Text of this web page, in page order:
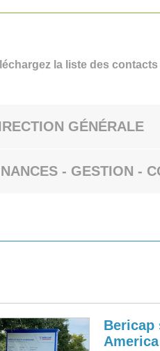
la liste des contacts
GÉNÉRALE
- GESTION -
Bericap
America